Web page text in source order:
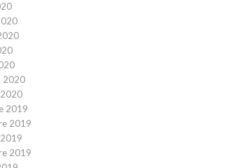
2020
2019
2019
2019